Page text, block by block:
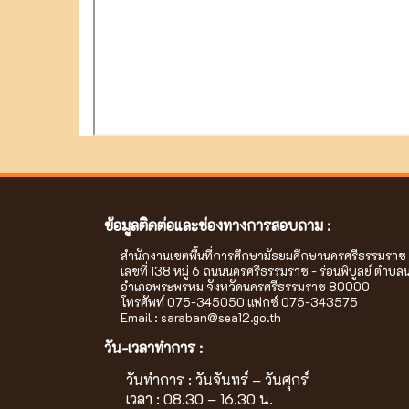
ข้อมูลติดต่อและช่องทางการสอบถาม :
สำนักงานเขตพื้นที่การศึกษามัธยมศึกษานครศรีธรรมราช
เลขที่ 138 หมู่ 6 ถนนนครศรีธรรมราช - ร่อนพิบูลย์ ตำบล
อำเภอพระพรหม จังหวัดนครศรีธรรมราช 80000
โทรศัพท์ 075-345050 แฟกซ์ 075-343575
Email : saraban@sea12.go.th
วัน-เวลาทำการ :
วันทำการ : วันจันทร์ – วันศุกร์
เวลา : 08.30 – 16.30 น.